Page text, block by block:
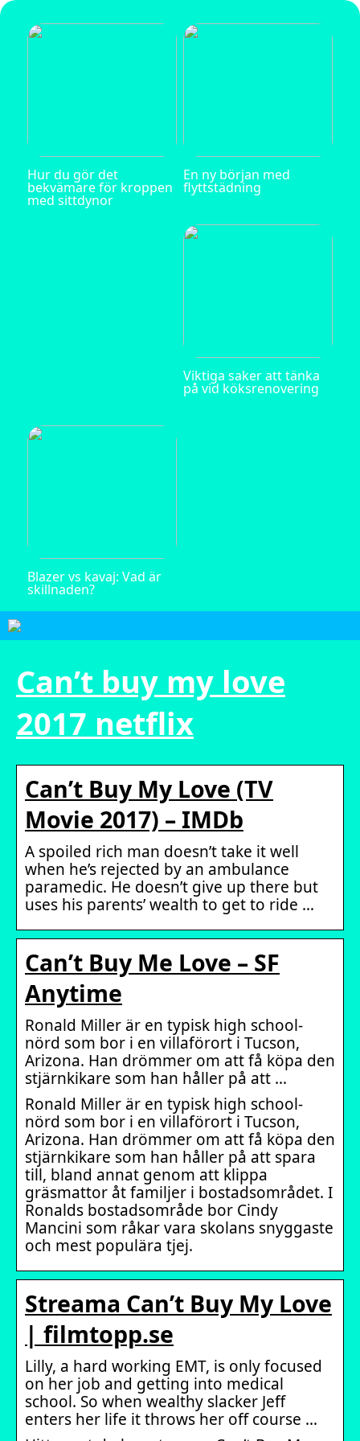
Hur du gör det
bekvämare för kroppen
med sittdynor
En ny början med
flyttstädning
Viktiga saker att tänka
på vid köksrenovering
Blazer vs kavaj: Vad är
skillnaden?
Can’t buy my love
2017 netflix
Can’t Buy My Love (TV
Movie 2017) – IMDb
A spoiled rich man doesn’t take it well
when he’s rejected by an ambulance
paramedic. He doesn’t give up there but
uses his parents’ wealth to get to ride …
Can’t Buy Me Love – SF
Anytime
Ronald Miller är en typisk high school-
nörd som bor i en villaförort i Tucson,
Arizona. Han drömmer om att få köpa den
stjärnkikare som han håller på att …
Ronald Miller är en typisk high school-
nörd som bor i en villaförort i Tucson,
Arizona. Han drömmer om att få köpa den
stjärnkikare som han håller på att spara
till, bland annat genom att klippa
gräsmattor åt familjer i bostadsområdet. I
Ronalds bostadsområde bor Cindy
Mancini som råkar vara skolans snyggaste
och mest populära tjej.
Streama Can’t Buy My Love
| filmtopp.se
Lilly, a hard working EMT, is only focused
on her job and getting into medical
school. So when wealthy slacker Jeff
enters her life it throws her off course …